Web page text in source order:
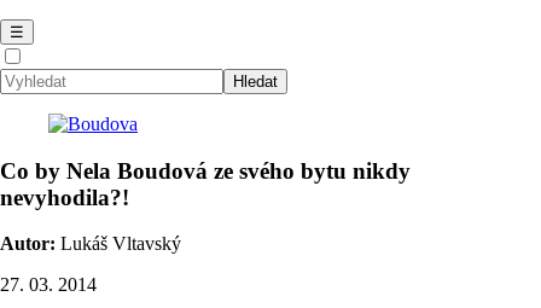
☰
Co by Nela Boudová ze svého bytu nikdy
nevyhodila?!
Autor: Lukáš Vltavský
27. 03. 2014